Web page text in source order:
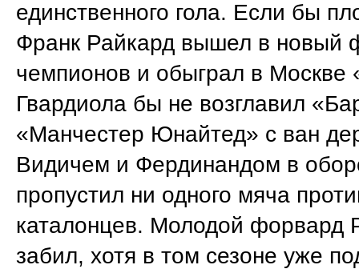
единственного гола. Если бы
Франк Райкард вышел в новый
чемпионов и обыграл в Москве
Гвардиола бы не возглавил
«Манчестер Юнайтед» с ван
Видичем и Фердинандом в
пропустил ни одного мяча
каталонцев. Молодой форвард
забил, хотя в том сезоне уже